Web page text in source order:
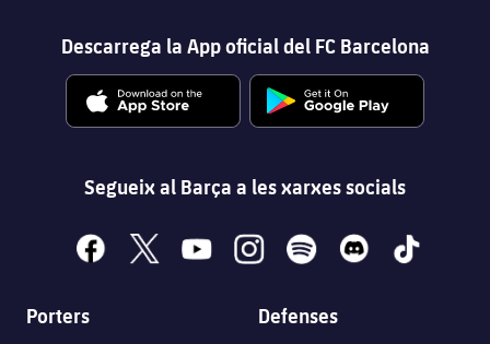
Descarrega la App oficial del FC Barcelona
Segueix al Barça a les xarxes socials
facebook
x youtubeinstagramspotify discord tiktok
Porters Defenses